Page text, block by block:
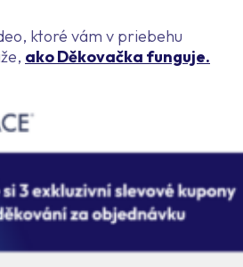
ktoré vám v priebehu
ako Děkovačka funguje.